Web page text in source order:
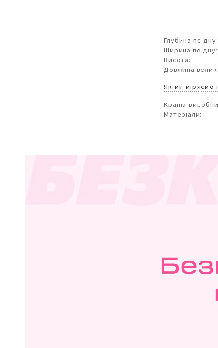
Глубина по дну:
Ширина по дну:
Висота:
Довжина
Як ми міряємо
Країна-
Матеріали: